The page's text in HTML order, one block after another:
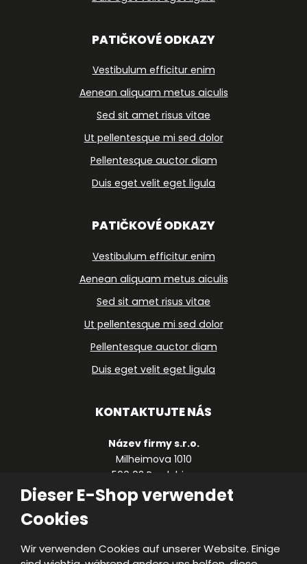
Dieser E-Shop verwendet
Cookies
Wir verwenden Cookies auf unserer Website. Einige
PATIČKOVÉ ODKAZY
Vestibulum efficitur enim
Aenean aliquam metus aiculis
Sed sit amet risus vitae
Ut pellentesque mi sed dolor
Pellentesque auctor diam
Duis eget velit eget ligula
PATIČKOVÉ ODKAZY
Vestibulum efficitur enim
Aenean aliquam metus aiculis
Sed sit amet risus vitae
Ut pellentesque mi sed dolor
Pellentesque auctor diam
Duis eget velit eget ligula
KONTAKTUJTE NÁS
Název firmy s.r.o.
Milheimova 1010
500 02 Pardubice
Česká republika